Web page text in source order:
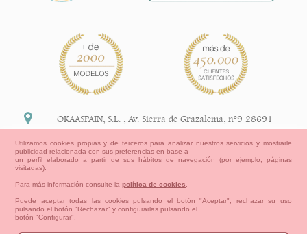
Información Legal
OKAASPAIN, S.L. ,Av. Sierra de Grazalema, nº9 28691
+34 91 113 89 09
Utilizamos cookies propias y de terceros para analizar nuestros servicios y mostrarle
publicidad relacionada con sus preferencias en base a
un perfil elaborado a partir de sus hábitos de navegación (por ejemplo, páginas
visitadas).
Para más información consulte lapolítica de cookies
Puede aceptar todas las cookies pulsando el botón "Aceptar", rechazar su uso
pulsando el botón "Rechazar" y configurarlas pulsando el
botón "Configurar".